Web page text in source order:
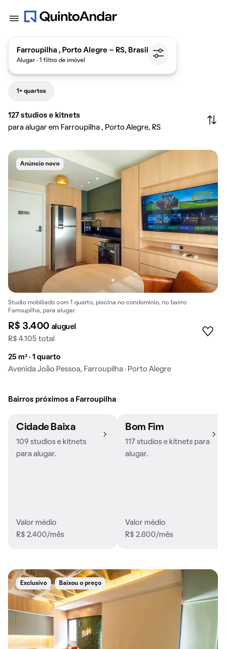
Farroupilha , Porto Alegre - RS, Brasil
Alugar · 1 filtro de imóvel
1+ quartos
127 studios e kitnets
para alugar em Farroupilha , Porto Alegre, RS
Anúncio novo
Studio mobiliado com 1 quarto, piscina no condomínio, no bairro
Farroupilha, para alugar.
R$ 3.400 aluguel
R$ 4.105 total
25 m² · 1 quarto
Avenida João Pessoa, Farroupilha · Porto Alegre
Bairros próximos a Farroupilha
Cidade Baixa
109 studios e kitnets
para alugar.
Valor médio
R$ 2.400/mês
Bom Fim
117 studios e kitnets para
alugar.
Valor médio
R$ 2.800/mês
Exclusivo Baixou o preço